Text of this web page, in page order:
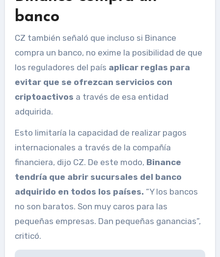
banco
CZ también señaló que incluso si Binance
compra un banco, no exime la posibilidad de que
los reguladores del país aplicar reglas para
evitar que se ofrezcan servicios con
criptoactivos a través de esa entidad
adquirida.
Esto limitaría la capacidad de realizar pagos
internacionales a través de la compañía
financiera, dijo CZ. De este modo, Binance
tendría que abrir sucursales del banco
adquirido en todos los países. “Y los bancos
no son baratos. Son muy caros para las
pequeñas empresas. Dan pequeñas ganancias”,
criticó.